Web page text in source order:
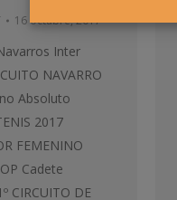
16 octubre, 2017
Inter
NAVARRO
Absoluto
2017
FEMENINO
Cadete
CIRCUITO DE